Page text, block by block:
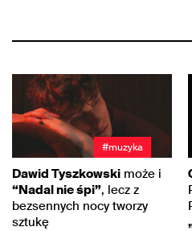
#muzyka
Dawid Tyszkowski może i
“Nadal nie śpi”, lecz z
bezsennych nocy tworzy
sztukę